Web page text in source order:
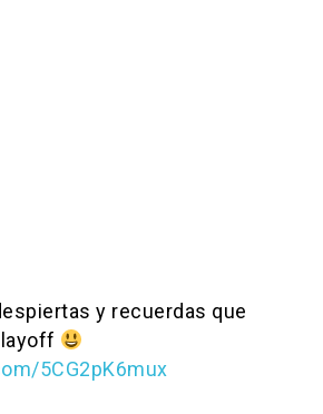
y recuerdas que
5CG2pK6mux